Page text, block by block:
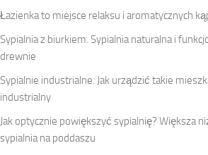
Łazienka to miejsce relaksu i aromatycznych
Sypialnia z biurkiem. Sypialnia naturalna i
drewnie
Sypialnie industrialne. Jak urządzić takie
industrialny
Jak optycznie powiększyć sypialnię? Większa
sypialnia na poddaszu